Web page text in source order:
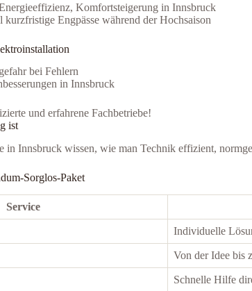
Komfortsteigerung in Innsbruck
kurzfristige Engpässe während der Hochsaison
bei Fehlern
in Innsbruck
und erfahrene Fachbetriebe!
ist
in Innsbruck wissen, wie man Technik effizient,
Sorglos-Paket
Service
Individuelle
Von der Idee bis
Schnelle Hilfe